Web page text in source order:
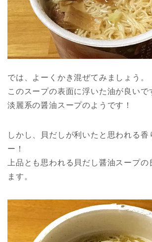
では、よーくかき混ぜてみましょう。
このスープの表面に浮いた油が良いで
淡麗系の醤油スープのようです！
しかし、貝だしが利いたと思われる香
ー！
上品とも思われる貝だし醤油スープの
ます。